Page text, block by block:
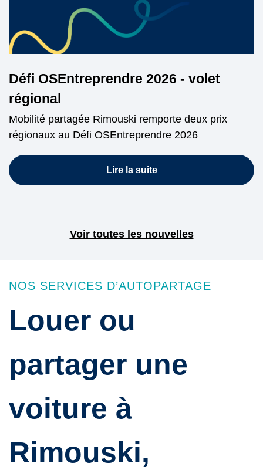
Défi OSEntreprendre 2026 - volet
régional
Mobilité partagée Rimouski remporte deux prix
régionaux au Défi OSEntreprendre 2026
Lire la suite
Voir toutes les nouvelles
NOS SERVICES D’AUTOPARTAGE
Louer ou
partager une
voiture à
Rimouski,